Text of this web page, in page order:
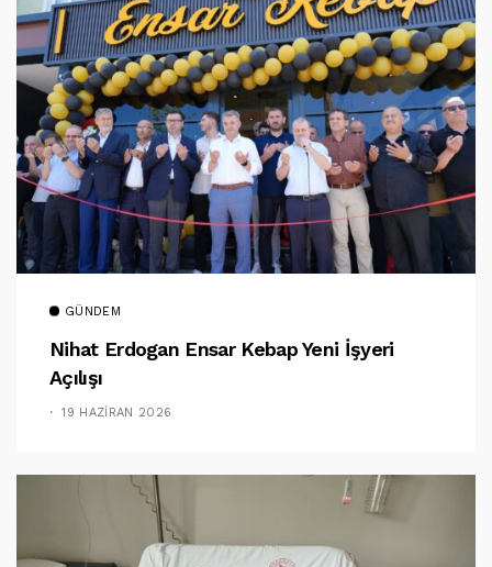
GÜNDEM
Nihat Erdogan Ensar Kebap Yeni İşyeri
Açılışı
19 HAZIRAN 2026